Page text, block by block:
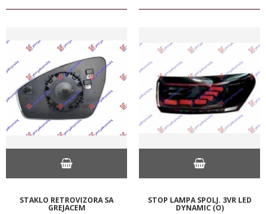
STAKLO RETROVIZORA SA
GREJACEM
STOP LAMPA SPOLJ. 3VR LED
DYNAMIC (O)